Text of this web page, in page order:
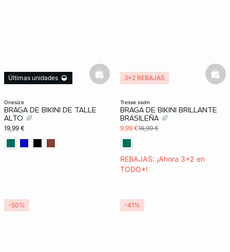
onesize
BRAGA DE BIKINI DE TALLE
ALTO
19,99 €
Últimas unidades
basketfull
tresse swim
BRAGA DE BIKINI BRILLANTE
BRASILEÑA
9,99 €16,99 €
REBAJAS: ¡Ahora 3x2 en
TODO*!
3x2 REBAJAS
-50% -41%